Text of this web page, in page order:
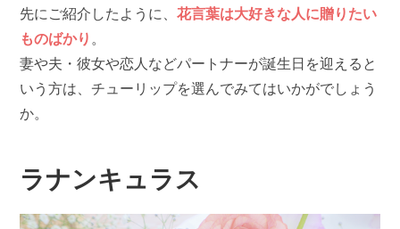
先にご紹介したように、花言葉は大好きな人に贈りたい
ものばかり 。
妻や夫・彼女や恋人などパートナーが誕生日を迎えると
いう方は、チューリップを選んでみてはいかがでしょう
か。
ラナンキュラス